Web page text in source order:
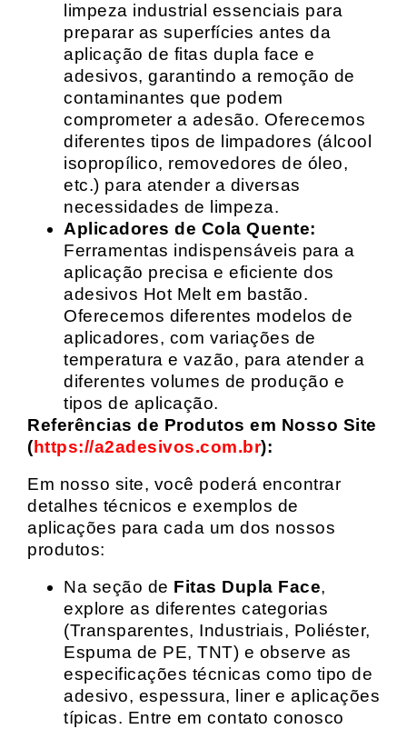
limpeza industrial essenciais para
preparar as superfícies antes da
aplicação de fitas dupla face e
adesivos, garantindo a remoção de
contaminantes que podem
comprometer a adesão. Oferecemos
diferentes tipos de limpadores (álcool
isopropílico, removedores de óleo,
etc.) para atender a diversas
necessidades de limpeza.
Aplicadores de Cola Quente:
Ferramentas indispensáveis para a
aplicação precisa e eficiente dos
adesivos Hot Melt em bastão.
Oferecemos diferentes modelos de
aplicadores, com variações de
temperatura e vazão, para atender a
diferentes volumes de produção e
tipos de aplicação.
Referências de Produtos em Nosso Site
(https://a2adesivos.com.br):
Em nosso site, você poderá encontrar
detalhes técnicos e exemplos de
aplicações para cada um dos nossos
produtos:
Na seção de Fitas Dupla Face,
explore as diferentes categorias
(Transparentes, Industriais, Poliéster,
Espuma de PE, TNT) e observe as
especificações técnicas como tipo de
adesivo, espessura, liner e aplicações
típicas. Entre em contato conosco